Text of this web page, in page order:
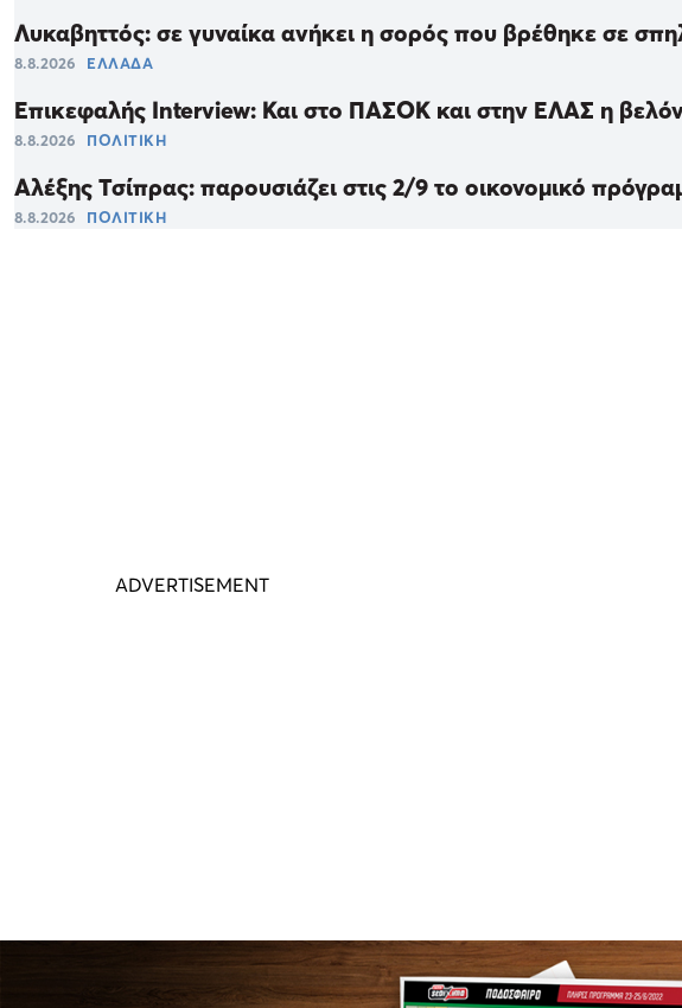
Λυκαβηττός: σε γυναίκα ανήκει η σορός που βρέθηκε σε
8.8.2026 ΕΛΛΑΔΑ
Επικεφαλής Interview: Και στο ΠΑΣΟΚ και στην ΕΛΑΣ η
8.8.2026 ΠΟΛΙΤΙΚΗ
Αλέξης Τσίπρας: παρουσιάζει στις 2/9 το οικονομικό
8.8.2026 ΠΟΛΙΤΙΚΗ